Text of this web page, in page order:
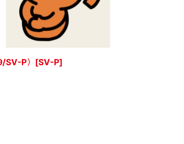
SV-P〉[SV-P]